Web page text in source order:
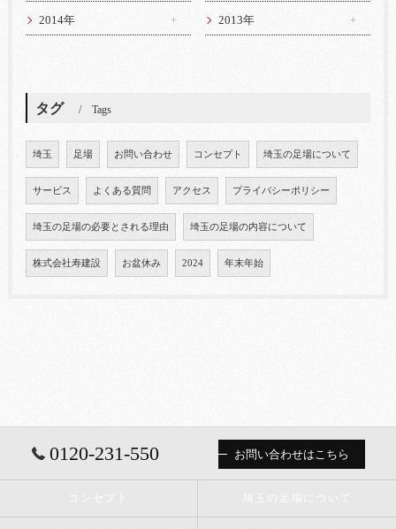
2014年 2013年
タグ Tags
埼玉 足場 お問い合わせ コンセプト 埼玉の足場について
サービス よくある質問 アクセス プライバシーポリシー
埼玉の足場の必要とされる理由 埼玉の足場の内容について
株式会社寿建設 お盆休み 2024 年末年始
0120-231-550 お問い合わせはこちら